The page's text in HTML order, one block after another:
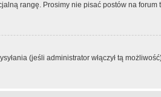
rangę. Prosimy nie pisać postów na
(jeśli administrator włączył tą